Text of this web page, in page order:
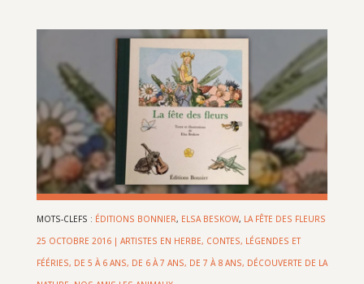
MOTS-CLEFS : ÉDITIONS BONNIER, ELSA BESKOW, LA FÊTE DES FLEURS
25 OCTOBRE 2016| ARTISTES EN HERBE, CONTES, LÉGENDES ET
FÉÉRIES, DE 5 À 6 ANS, DE 6 À 7 ANS, DE 7 À 8 ANS, DÉCOUVERTE DE LA